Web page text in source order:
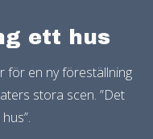
ett hus
för en ny föreställning
stora scen. ”Det